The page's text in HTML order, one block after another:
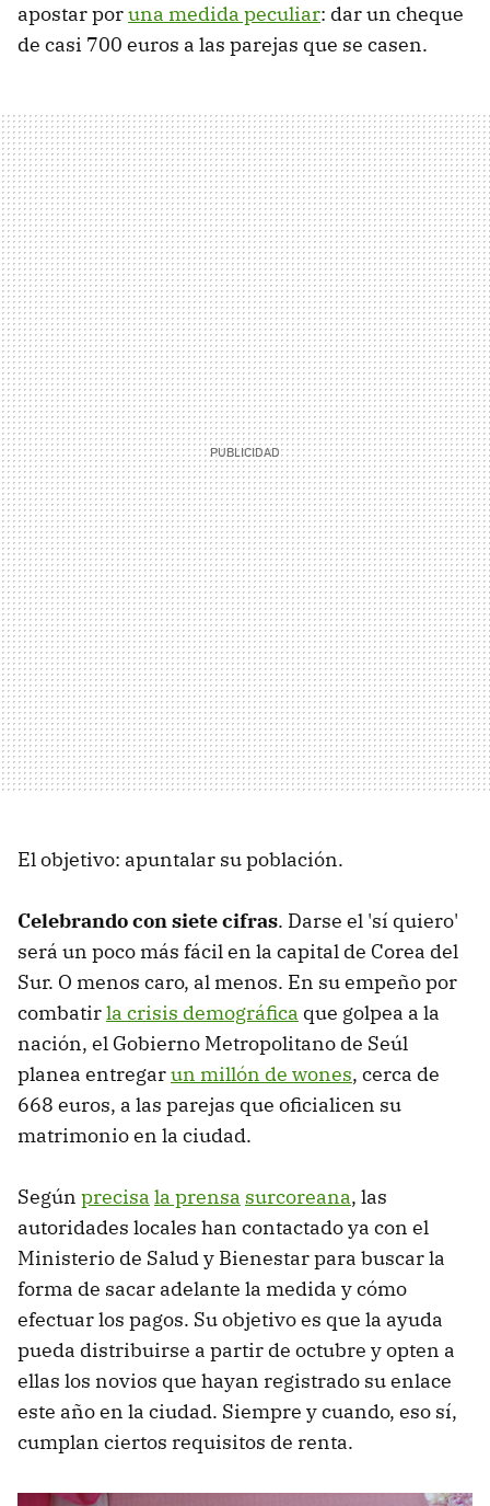
apostar poruna medida peculiar: dar un cheque
de casi 700 euros a las parejas que se casen.
El objetivo: apuntalar su población.
Celebrando con siete cifras. Darse el 'sí quiero'
será un poco más fácil en la capital de Corea del
Sur. O menos caro, al menos. En su empeño por
combatirla crisis demográfica que golpea a la
nación, el Gobierno Metropolitano de Seúl
planea entregarun millón de wones, cerca de
668 euros, a las parejas que oficialicen su
matrimonio en la ciudad.
Según precisa la prensa surcoreana, las
autoridades locales han contactado ya con el
Ministerio de Salud y Bienestar para buscar la
forma de sacar adelante la medida y cómo
efectuar los pagos. Su objetivo es que la ayuda
pueda distribuirse a partir de octubre y opten a
ellas los novios que hayan registrado su enlace
este año en la ciudad. Siempre y cuando, eso sí,
cumplan ciertos requisitos de renta.